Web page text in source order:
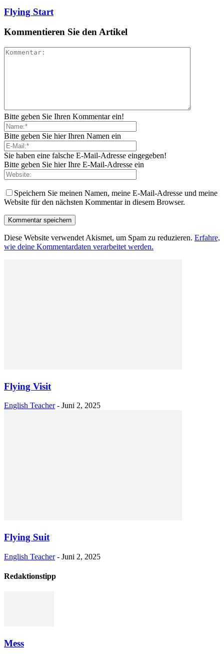
Flying Start
Kommentieren Sie den Artikel
Bitte geben Sie Ihren Kommentar ein!
Bitte geben Sie hier Ihren Namen ein
Sie haben eine falsche E-Mail-Adresse eingegeben!
Bitte geben Sie hier Ihre E-Mail-Adresse ein
Speichern Sie meinen Namen, meine E-Mail-Adresse und meine
Website für den nächsten Kommentar in diesem Browser.
Diese Website verwendet Akismet, um Spam zu reduzieren. Erfahre,
wie deine Kommentardaten verarbeitet werden.
Flying Visit
English Teacher - Juni 2, 2025
Flying Suit
English Teacher - Juni 2, 2025
Redaktionstipp
Mess